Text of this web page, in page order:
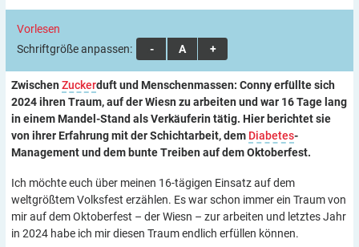
Vorlesen
Schriftgröße anpassen:
A A A
Zwischen Zuckerduft und Menschenmassen: Conny erfüllte sich
2024 ihren Traum, auf der Wiesn zu arbeiten und war 16 Tage lang
in einem Mandel-Stand als Verkäuferin tätig. Hier berichtet sie
von ihrer Erfahrung mit der Schichtarbeit, dem Diabetes-
Managementund dem bunte Treiben auf dem Oktoberfest.
Ich möchte euch über meinen 16-tägigen Einsatz auf dem
weltgrößtem Volksfest erzählen. Es war schon immer ein Traum von
mir auf dem Oktoberfest – der Wiesn – zur arbeiten und letztes Jahr
in 2024 habe ich mir diesen Traum endlich erfüllen können.